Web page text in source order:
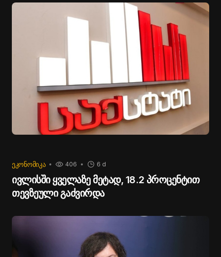
ᲔᲙᲝᲜᲝᲛᲘᲙᲐ 6 d
406
ივლისში ყველაზე მეტად, 18.2 პროცენტით
თევზეული გაძვირდა